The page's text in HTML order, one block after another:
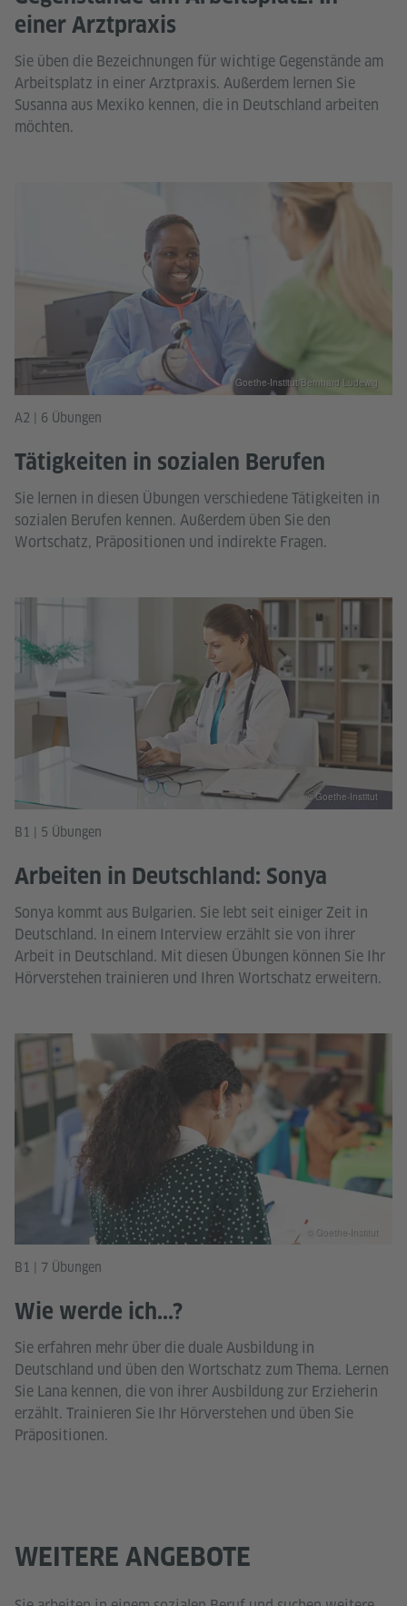
einer Arztpraxis
Sie üben die Bezeichnungen für wichtige Gegenstände am
Arbeitsplatz in einer Arztpraxis. Außerdem lernen Sie
Susanna aus Mexiko kennen, die in Deutschland arbeiten
möchten.
A2 | 6 Übungen
Tätigkeiten in sozialen Berufen
Sie lernen in diesen Übungen verschiedene Tätigkeiten in
sozialen Berufen kennen. Außerdem üben Sie den
Wortschatz, Präpositionen und indirekte Fragen.
Goethe-Institut/Bernhard Ludewig
B1 | 5 Übungen
Arbeiten in Deutschland: Sonya
Sonya kommt aus Bulgarien. Sie lebt seit einiger Zeit in
Deutschland. In einem Interview erzählt sie von ihrer
Arbeit in Deutschland. Mit diesen Übungen können Sie Ihr
Hörverstehen trainieren und Ihren Wortschatz erweitern.
© Goethe-Institut
B1 | 7 Übungen
Wie werde ich...?
Sie erfahren mehr über die duale Ausbildung in
Deutschland und üben den Wortschatz zum Thema. Lernen
Sie Lana kennen, die von ihrer Ausbildung zur Erzieherin
erzählt. Trainieren Sie Ihr Hörverstehen und üben Sie
Präpositionen.
© Goethe-Institut
WEITERE ANGEBOTE